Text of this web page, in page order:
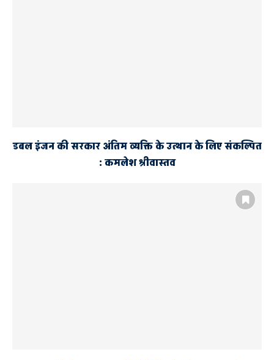
डबल इंजन की सरकार अंतिम व्यक्ति के उत्थान के लिए संकल्पित
: कमलेश श्रीवास्तव